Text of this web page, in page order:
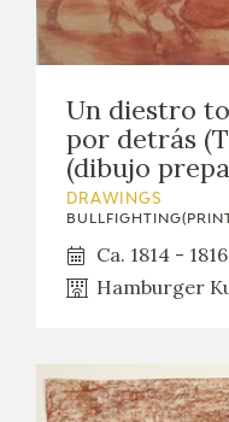
Un diestro
por detrás
(dibujo
DRAWINGS
Ca. 1814 - 1816
Hamburger